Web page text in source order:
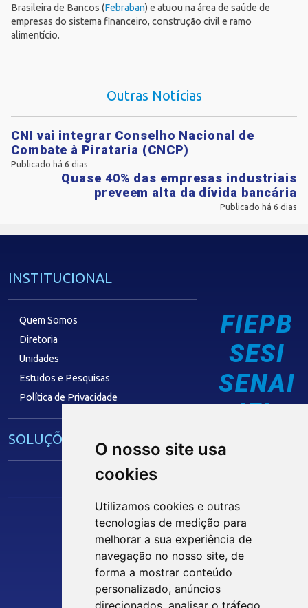
O nosso site usa
cookies
Utilizamos cookies e outras
tecnologias de medição para
melhorar a sua experiência de
navegação no nosso site, de
forma a mostrar conteúdo
personalizado, anúncios
direcionados, analisar o tráfego
Brasileira de Bancos (Febraban) e atuou na área de saúde de
empresas do sistema financeiro, construção civil e ramo
alimentício.
Outras Notícias
CNI vai integrar Conselho Nacional de
Combate à Pirataria (CNCP)
Publicado há 6 dias
Quase 40% das empresas industriais
preveem alta da dívida bancária
Publicado há 6 dias
INSTITUCIONAL
Quem Somos
Diretoria
Unidades
Estudos e Pesquisas
Política de Privacidade
SOLUÇÕES E SERVIÇOS
Núcleo de Acesso ao Crédito
Centro Internacional de Negócios -
CONTRIBUIÇÃO SINDICAL
FIEPB
SESI
SENAI
IEL
Siga nossas Redes Sociais
INTRANET